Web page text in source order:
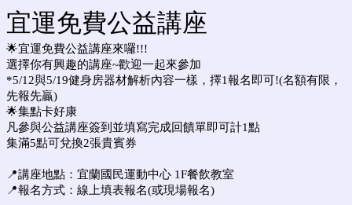
宜運免費公益講座
🌟宜運免費公益講座來囉!!!
選擇你有興趣的講座~歡迎一起來參加
*5/12與5/19健身房器材解析內容一樣，擇1報名即可!(名額有限，
先報先贏)
🌟集點卡好康
凡參與公益講座簽到並填寫完成回饋單即可計1點
集滿5點可兌換2張貴賓券
📍講座地點：宜蘭國民運動中心 1F餐飲教室
📍報名方式：線上填表報名(或現場報名)